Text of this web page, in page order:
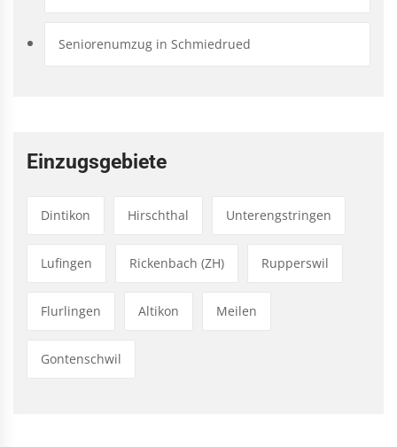
Seniorenumzug in Schmiedrued
Einzugsgebiete
Dintikon Hirschthal Unterengstringen
Lufingen Rickenbach (ZH) Rupperswil
Flurlingen Altikon Meilen
Gontenschwil